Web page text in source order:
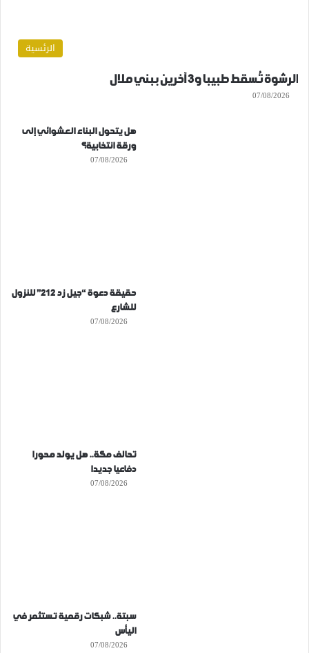
الرئسية
الرشوة تُسقط طبيبا و3 آخرين ببني ملال
07/08/2026
هل يتحول البناء العشوائي إلى
ورقة انتخابية؟
07/08/2026
حقيقة دعوة “جيل زد 212” للنزول
للشارع
07/08/2026
تحالف مكة.. هل يولد محورا
دفاعيا جديدا
07/08/2026
سبتة.. شبكات رقمية تستثمر في
اليأس
07/08/2026